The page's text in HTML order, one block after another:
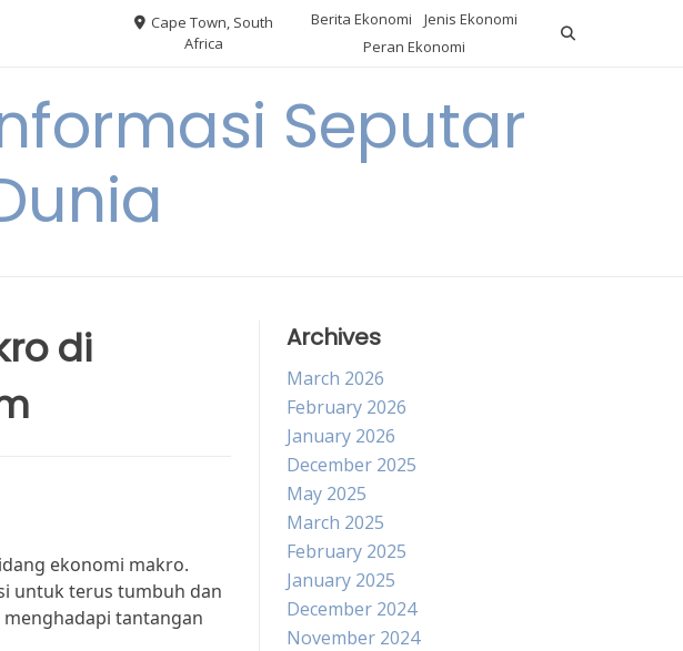
Cape Town, South
Africa
Berita Ekonomi
Jenis Ekonomi
Peran Ekonomi
Informasi Seputar
di
ekonomi makro.
untuk terus tumbuh dan
tantangan
Archives
March 2026
February 2026
January 2026
December 2025
May 2025
March 2025
February 2025
January 2025
December 2024
November 2024